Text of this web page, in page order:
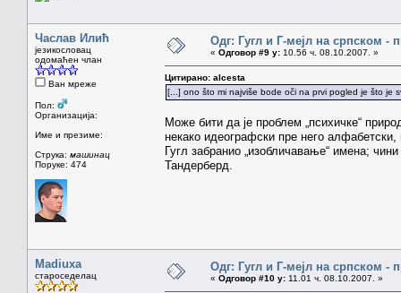
Часлав Илић
језикословац
одомаћен члан
Ван мреже
Пол:
Организација:
Име и презиме:
Струка: машинац
Поруке: 474
Одг: Гугл и Г-мејл на српском -
« Одговор #9 у: 10.56 ч. 08.10.2007. »
Цитирано: alcesta
[...] ono što mi najviše bode oči na prvi pogled je što je
Може бити да је проблем „психичке“
некако идеографски пре него
Гугл забранио „изобличавање“ имена;
Тандерберд.
Madiuxa
староседелац
Одг: Гугл и Г-мејл на српском -
« Одговор #10 у: 11.01 ч. 08.10.2007. »